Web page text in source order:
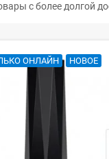
с более долгой
ОНЛАЙН НОВОЕ